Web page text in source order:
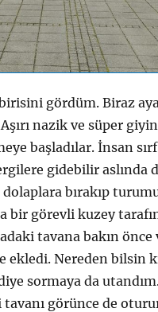
gördüm. Biraz
nazik ve süper
başladılar. İnsan
gidebilir aslında
bırakıp
bir görevli kuzey
tavana bakın önce
ekledi. Nereden bilsin
sormaya da
görünce de